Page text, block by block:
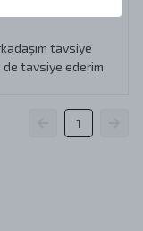
tavsiye
tavsiye ederim
1